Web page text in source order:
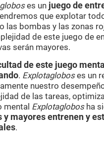
es un juego de
que explotar
las bombas y las zonas
de este juego de
serán mayores.
de este juego
. Explotagloboses un
nuestro
de las tareas,
mental Explotaglobosha
y mayores entrenen y
.